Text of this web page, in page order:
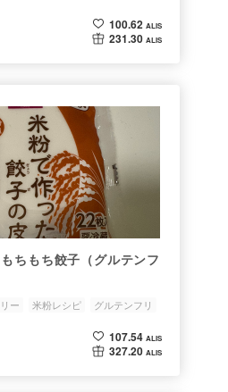
100.62 ALIS
231.30 ALIS
ちもち餃子（グルテンフ
ー 米粉レシピ グルテンフリ
107.54 ALIS
327.20 ALIS